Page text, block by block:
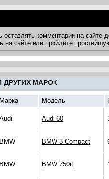
комментарии на сайте
на сайте или пройдите
МАРОК
Марка Модель
Audi Audi 60
BMW BMW 3 Compact
BMW BMW 750iL